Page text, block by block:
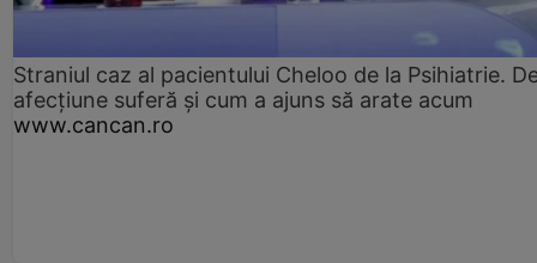
Straniul caz al pacientului Cheloo de la Psihiatrie.
afecțiune suferă și cum a ajuns să arate acum
www.cancan.ro